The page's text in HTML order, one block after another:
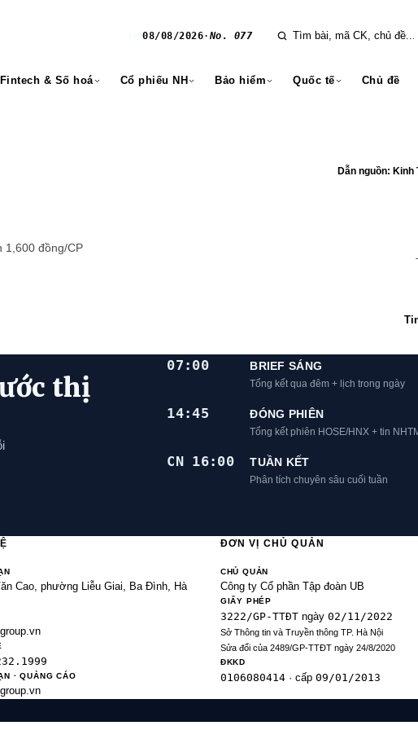
08/08/2026· No. 077
Fintech & Số hoá Cổ phiếu NH Bảo hiểm Quốc tế Chủ đề
Dẫn nguồn:
1,600 đồng/CP
thị
07:00 BRIEF SÁNG
Tổng kết qua đêm + lịch trong ngày
14:45 ĐÓNG PHIÊN
Tổng kết phiên HOSE/HNX + tin
CN 16:00 TUẦN KẾT
Phân tích chuyên sâu cuối tuần
Cao, phường Liễu Giai, Ba Đình, Hà
· QUẢNG CÁO
ĐƠN VỊ CHỦ QUẢN
CHỦ QUẢN
Công ty Cổ phần Tập đoàn UB
GIẤY PHÉP
3222/GP-TTĐTngày 02/11/2022
Sở Thông tin và Truyền thông TP. Hà Nội
Sửa đổi của 2489/GP-TTĐT ngày 24/8/2020
ĐKKD
0106080414· cấp 09/01/2013